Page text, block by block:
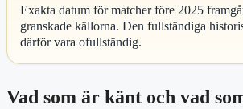
Exakta datum för matcher före 2025
granskade källorna. Den fullständiga
därför vara ofullständig.
Vad som är känt och vad